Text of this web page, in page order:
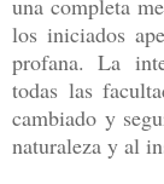
los iniciados
profana. La
todas las
cambiado y
naturaleza y al